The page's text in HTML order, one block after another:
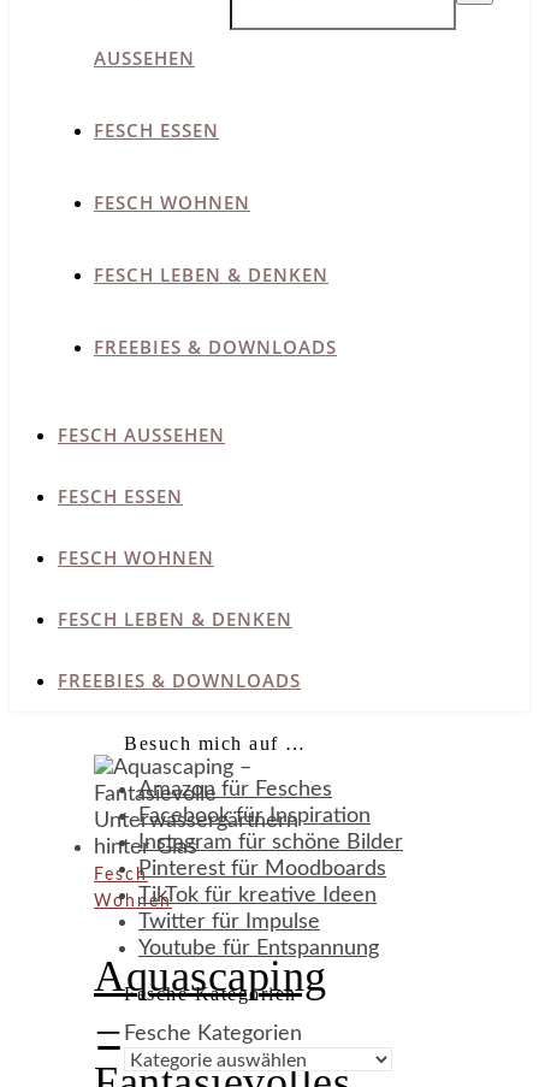
AUSSEHEN
FESCH ESSEN
FESCH WOHNEN
FESCH LEBEN & DENKEN
FREEBIES & DOWNLOADS
FESCH AUSSEHEN
FESCH ESSEN
FESCH WOHNEN
FESCH LEBEN & DENKEN
FREEBIES & DOWNLOADS
Fesch
Wohnen
Aquascaping
–
Besuch mich auf …
Amazon für Fesches
Facebook für Inspiration
Instagram für schöne Bilder
Pinterest für Moodboards
TikTok für kreative Ideen
Twitter für Impulse
Youtube für Entspannung
Fesche Kategorien
Fesche Kategorien